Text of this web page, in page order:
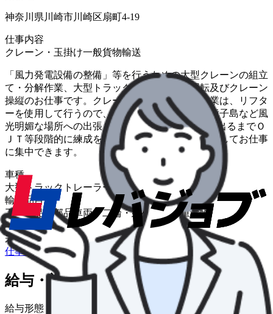
神奈川県川崎市川崎区扇町4-19
仕事内容
クレーン・玉掛け一般貨物輸送
「風力発電設備の整備」等を行うための大型クレーンの組立
て・分解作業、大型トラック・トレーラの運転及びクレーン
操縦のお仕事です。クレーンの組立て・分解作業は、リフタ
ーを使用して行うので、力は必要ありません。種子島など風
光明媚な場所への出張もあります。 各種現場に出るまでＯ
ＪＴ等段階的に練成を重ねていきますので、安心してお仕事
に集中できます。
車種
大型トラック トレーラー
輸送品目
工業製品・部品
車両・二輪・建機 鉄鋼・重量物
仕事の特色
未経験OK
仕事内容について詳しく知りたい
給与・福利厚生
給与形態